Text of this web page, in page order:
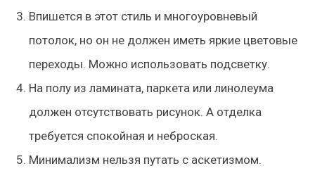
Впишется в этот стиль и многоуровневый
потолок, но он не должен иметь яркие цветовые
переходы. Можно использовать подсветку.
На полу из ламината, паркета или линолеума
должен отсутствовать рисунок. А отделка
требуется спокойная и неброская.
Минимализм нельзя путать с аскетизмом.